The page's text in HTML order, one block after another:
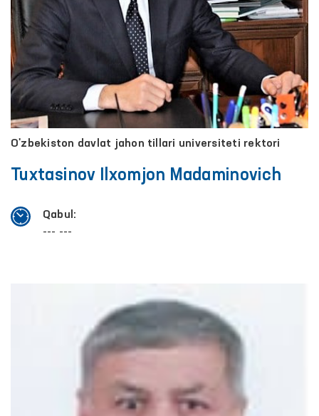
O'zbekiston davlat jahon tillari universiteti rektori
Tuxtasinov Ilxomjon Madaminovich
Qabul:
--- ---